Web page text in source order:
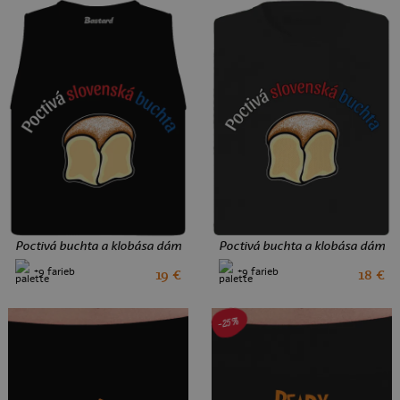
Poctivá buchta a klobása dámske tielko voľné Black
+9 farieb 19 €
Poctivá buchta a klobása
+9 farieb 18 €
-25%